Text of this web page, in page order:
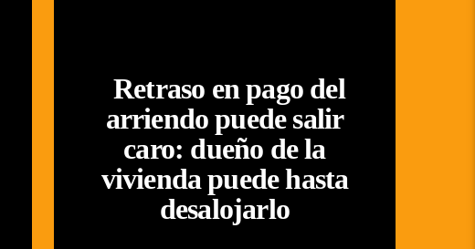
Retraso en pago del
arriendo puede salir
caro: dueño de la
vivienda puede hasta
desalojarlo